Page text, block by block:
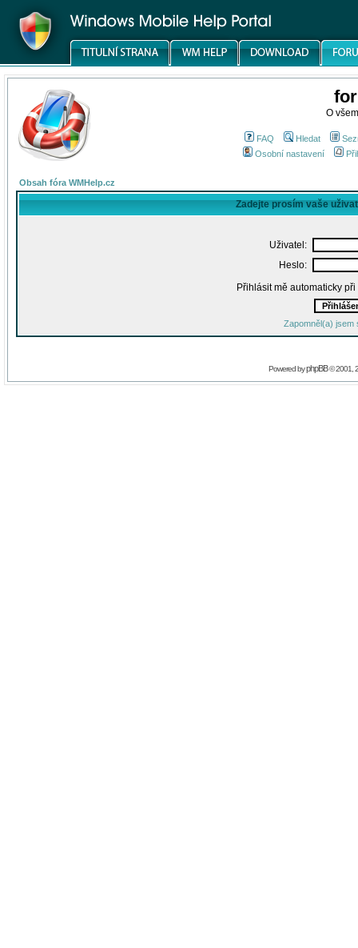
O
FAQ Hledat
Osobní nastavení
Obsah fóra WMHelp.cz
Zadejte prosím vaše
Uživatel:
Heslo:
Přihlásit mě automaticky
Zapomněl(a) jsem
Powered byphpBB© 2001,